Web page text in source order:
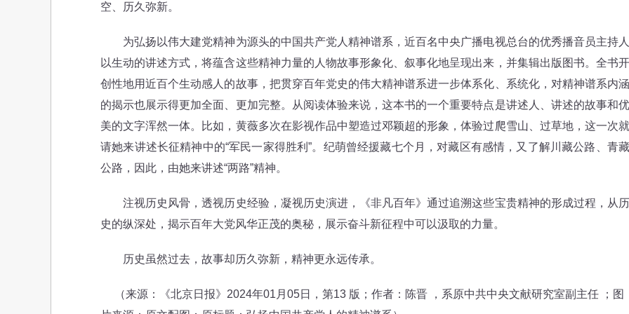
空、历久弥新。
为弘扬以伟大建党精神为源头的中国共产党人精神谱系，近百名中央广播电视总台的优秀播音员主持人
以生动的讲述方式，将蕴含这些精神力量的人物故事形象化、叙事化地呈现出来，并集辑出版图书。全书开
创性地用近百个生动感人的故事，把贯穿百年党史的伟大精神谱系进一步体系化、系统化，对精神谱系内涵
的揭示也展示得更加全面、更加完整。从阅读体验来说，这本书的一个重要特点是讲述人、讲述的故事和优
美的文字浑然一体。比如，黄薇多次在影视作品中塑造过邓颖超的形象，体验过爬雪山、过草地，这一次就
请她来讲述长征精神中的“军民一家得胜利”。纪萌曾经援藏七个月，对藏区有感情，又了解川藏公路、青藏
公路，因此，由她来讲述“两路”精神。
注视历史风骨，透视历史经验，凝视历史演进，《非凡百年》通过追溯这些宝贵精神的形成过程，从历
史的纵深处，揭示百年大党风华正茂的奥秘，展示奋斗新征程中可以汲取的力量。
历史虽然过去，故事却历久弥新，精神更永远传承。
（来源：《北京日报》2024年01月05日，第13 版；作者：陈晋 ，系原中共中央文献研究室副主任 ；图